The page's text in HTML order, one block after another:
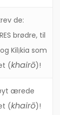
de:
brødre, til
Kilịkia som
(khairō)!
ærede
(khairō)!